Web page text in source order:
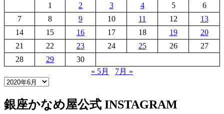
1
2 3 4 5
6
7
8 9 10 11 12
13
14
15 16 17 18 19
20
21
22 23 24 25 26
27
28
29
30
« 5月
7月 »
銀座かなめ屋公式 INSTAGRAM